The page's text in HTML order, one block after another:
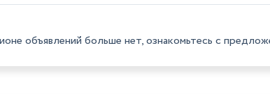
объявлений больше нет, ознакомьтесь с